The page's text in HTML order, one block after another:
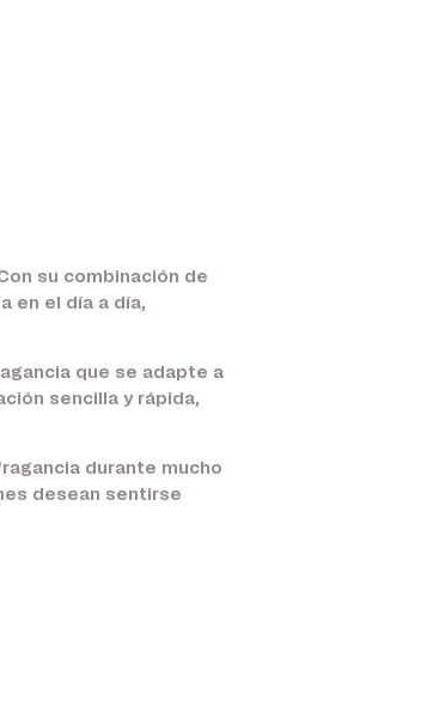
su combinación de
en el día a día,
que se adapte a
sencilla y rápida,
durante mucho
desean sentirse